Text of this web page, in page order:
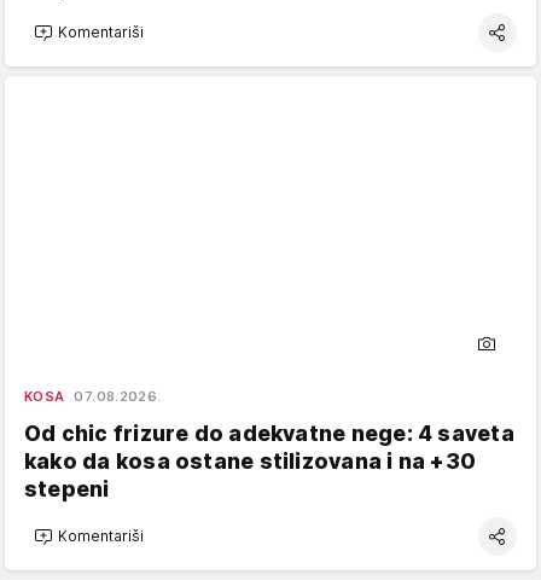
Komentariši
KOSA 07.08.2026.
Od chic frizure do adekvatne nege: 4 saveta
kako da kosa ostane stilizovana i na +30
stepeni
Komentariši